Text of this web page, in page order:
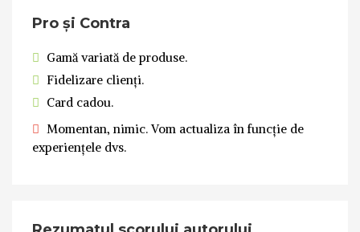
Pro și Contra
Gamă variată de produse.
Fidelizare clienți.
Card cadou.
Momentan, nimic. Vom actualiza în funcție de
experiențele dvs.